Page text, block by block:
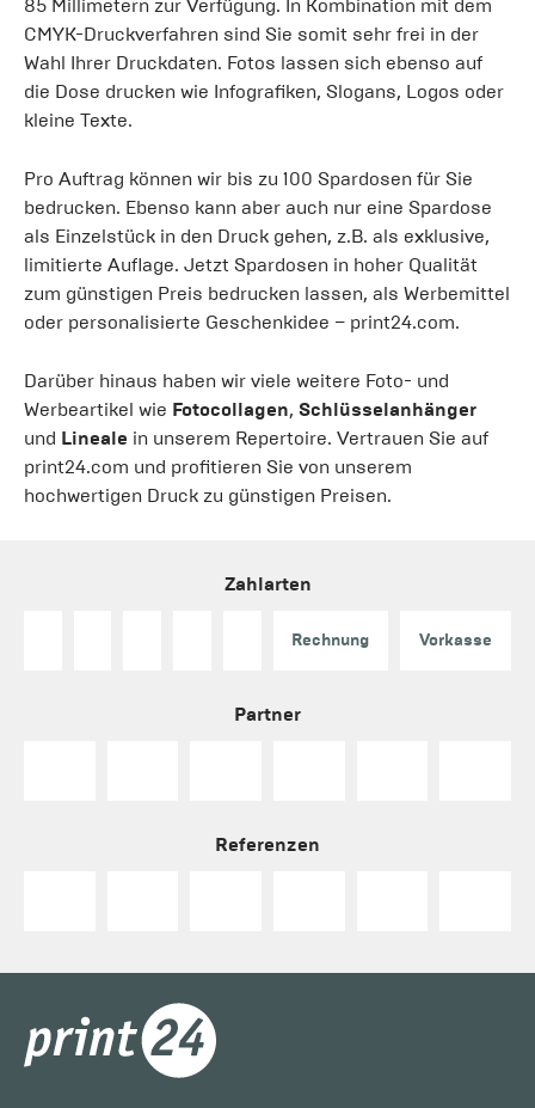
85 Millimetern zur Verfügung. In Kombination mit dem
CMYK-Druckverfahren sind Sie somit sehr frei in der
Wahl Ihrer Druckdaten. Fotos lassen sich ebenso auf
die Dose drucken wie Infografiken, Slogans, Logos oder
kleine Texte.
Pro Auftrag können wir bis zu 100 Spardosen für Sie
bedrucken. Ebenso kann aber auch nur eine Spardose
als Einzelstück in den Druck gehen, z.B. als exklusive,
limitierte Auflage. Jetzt Spardosen in hoher Qualität
zum günstigen Preis bedrucken lassen, als Werbemittel
oder personalisierte Geschenkidee – print24.com.
Darüber hinaus haben wir viele weitere Foto- und
Werbeartikel wie Fotocollagen, Schlüsselanhänger
und Lineale in unserem Repertoire. Vertrauen Sie auf
print24.com und profitieren Sie von unserem
hochwertigen Druck zu günstigen Preisen.
Zahlarten
Rechnung Vorkasse
Partner
Referenzen